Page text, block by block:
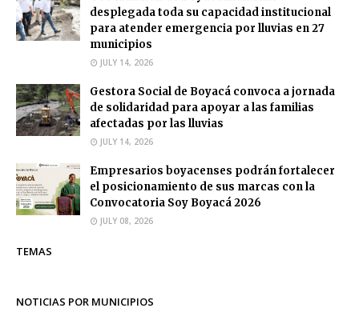
desplegada toda su capacidad institucional
para atender emergencia por lluvias en 27
municipios
JULY 14, 2026
Gestora Social de Boyacá convoca a jornada
de solidaridad para apoyar a las familias
afectadas por las lluvias
JULY 14, 2026
Empresarios boyacenses podrán fortalecer
el posicionamiento de sus marcas con la
Convocatoria Soy Boyacá 2026
JULY 08, 2026
TEMAS
NOTICIAS POR MUNICIPIOS